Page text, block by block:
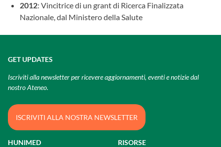
2012: Vincitrice di un grant di Ricerca Finalizzata
Nazionale, dal Ministero della Salute
HUNIMED RISORSE
GET UPDATES
Iscriviti alla newsletter per ricevere aggiornamenti, eventi e notizie dal
nostro Ateneo.
ISCRIVITI ALLA NOSTRA NEWSLETTER